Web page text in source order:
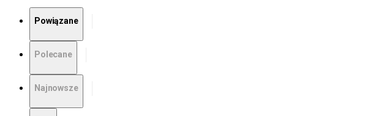
Powiązane
Polecane
Najnowsze